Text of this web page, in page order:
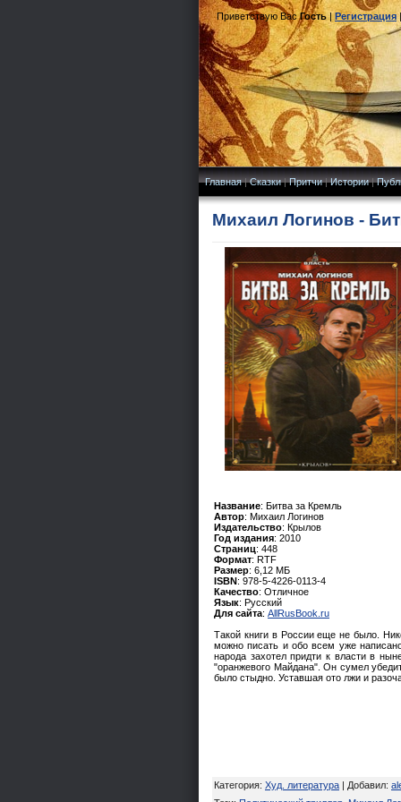
Приветствую Вас Гость|Регистрация
Главная|Сказки|Притчи|Истории|
Михаил Логинов -
Название: Битва за Кремль
Автор: Михаил Логинов
Издательство: Крылов
Год издания: 2010
Страниц: 448
Формат: RTF
Размер: 6,12 МБ
ISBN: 978-5-4226-0113-4
Качество: Отличное
Язык: Русский
Для сайта: AllRusBook.ru
Такой книги в России еще не было.
можно писать и обо всем уже
народа захотел придти к власти в
"оранжевого Майдана". Он сумел
было стыдно. Уставшая ото лжи и
Категория: Худ. литература | Добавил: